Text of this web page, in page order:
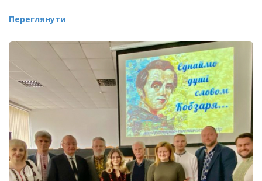
Переглянути